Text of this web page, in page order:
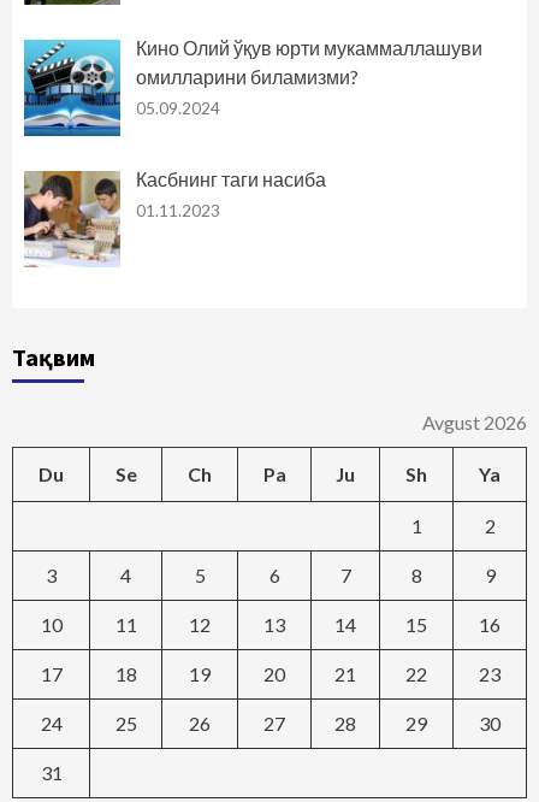
Кино Олий ўқув юрти мукаммаллашуви
омилларини биламизми?
05.09.2024
Касбнинг таги насиба
01.11.2023
Тақвим
Avgust 2026
Du Se Ch Pa Ju Sh Ya
1 2
3 4 5 6 7 8 9
10 11 12 13 14 15 16
17 18 19 20 21 22 23
24 25 26 27 28 29 30
31